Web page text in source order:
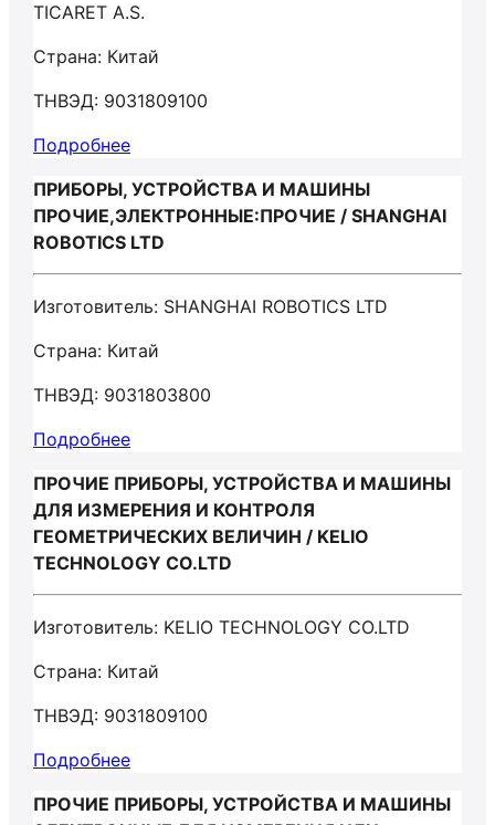
TICARET A.S.
Страна: Китай
ТНВЭД: 9031809100
Подробнее
ПРИБОРЫ, УСТРОЙСТВА И МАШИНЫ
ПРОЧИЕ,ЭЛЕКТРОННЫЕ:ПРОЧИЕ / SHANGHAI
ROBOTICS LTD
Изготовитель: SHANGHAI ROBOTICS LTD
Страна: Китай
ТНВЭД: 9031803800
Подробнее
ПРОЧИЕ ПРИБОРЫ, УСТРОЙСТВА И МАШИНЫ
ДЛЯ ИЗМЕРЕНИЯ И КОНТРОЛЯ
ГЕОМЕТРИЧЕСКИХ ВЕЛИЧИН / KELIO
TECHNOLOGY CO.LTD
Изготовитель: KELIO TECHNOLOGY CO.LTD
Страна: Китай
ТНВЭД: 9031809100
Подробнее
ПРОЧИЕ ПРИБОРЫ, УСТРОЙСТВА И МАШИНЫ